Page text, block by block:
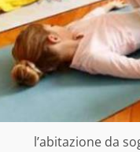
l’abitazione da